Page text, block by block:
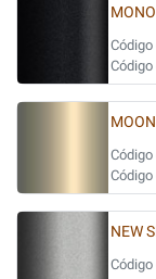
Código
Código
NEW
Código